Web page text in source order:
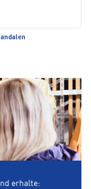
erhalte: